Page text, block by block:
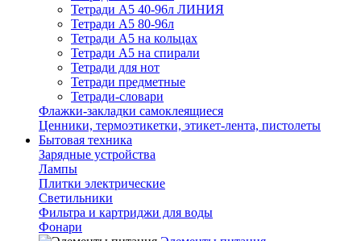
Тетради А5 40-96л ЛИНИЯ
Тетради А5 80-96л
Тетради А5 на кольцах
Тетради А5 на спирали
Тетради для нот
Тетради предметные
Тетради-словари
Флажки-закладки самоклеящиеся
Ценники, термоэтикетки, этикет-лента, пистолеты
Бытовая техника
Зарядные устройства
Лампы
Плитки электрические
Светильники
Фильтра и картриджи для воды
Фонари